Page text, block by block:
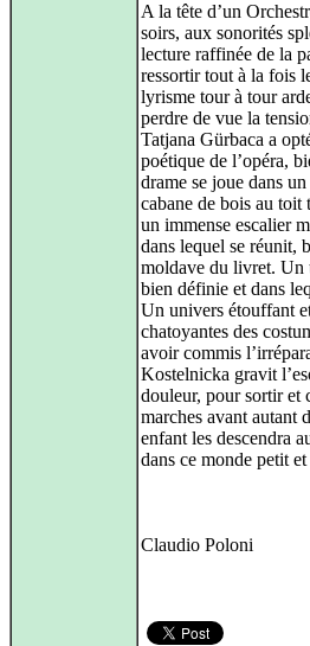
A la tête d’un
soirs, aux sonorités
lecture raffinée de la
ressortir tout à la fois
lyrisme tour à tour
perdre de vue la
Tatjana Gürbaca a
poétique de l’opéra,
drame se joue dans
cabane de bois au
un immense escalier
dans lequel se réunit,
moldave du livret. Un
bien définie et dans
Un univers étouffant
chatoyantes des
avoir commis
Kostelnicka gravit
douleur, pour sortir et
marches avant autant
enfant les descendra
dans ce monde petit
Claudio Poloni